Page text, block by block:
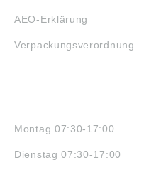
AEO-Erklärung
Verpackungsverordnung
Montag 07:30-17:00
Dienstag 07:30-17:00